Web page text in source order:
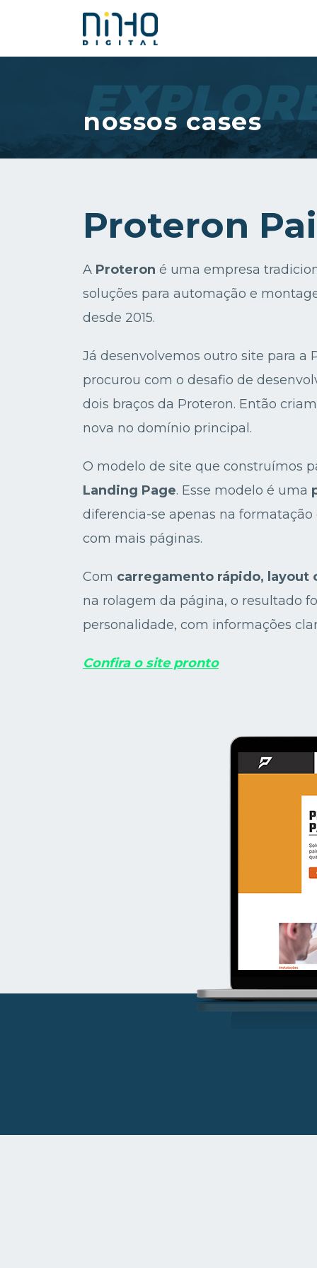
nossos cases
Proteron
A Proteron é uma empresa
soluções para automação e
desde 2015.
Já desenvolvemos outro site para a
procurou com o desafio de
dois braços da Proteron. Então
nova no domínio principal.
O modelo de site que construímos
Landing Page. Esse modelo é uma
diferencia-se apenas na
com mais páginas.
Com carregamento rápido, layout
na rolagem da página, o resultado
personalidade, com informações
Confira o site pronto